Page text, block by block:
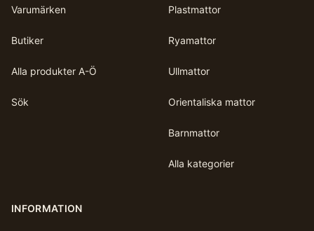
Varumärken
Butiker
Alla produkter A-Ö
Sök
Plastmattor
Ryamattor
Ullmattor
Orientaliska mattor
Barnmattor
Alla kategorier
INFORMATION